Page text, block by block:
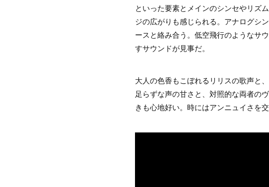
といった要素とメインのシンセやリズ
ジの広がりも感じられる。アナログシ
ースと絡み合う。低空飛行のようなサ
すサウンドが見事だ。
大人の色香もこぼれるリリスの歌声と
足らずな声の甘さと、対照的な両者の
きも心地好い。時にはアンニュイさを